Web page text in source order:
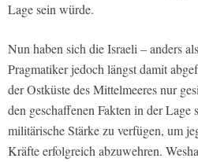
Lage sein würde.
Nun haben sich die Israeli – anders
Pragmatiker jedoch längst damit
der Ostküste des Mittelmeeres nur
den geschaffenen Fakten in der Lage
militärische Stärke zu verfügen, um
Kräfte erfolgreich abzuwehren.